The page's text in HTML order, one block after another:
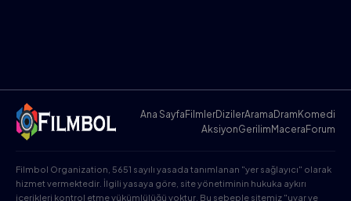
Ana Sayfa FilmlerDizilerArama Dram Komedi
AksiyonGerilim Macera Forum
Filmbol Organization, 5651 sayılı yasada tanımlanan "yer sağlayıcı" olarak
hizmet vermektedir. İlgili yasaya göre, site yönetiminin hukuka aykırı
içerikleri kontrol etme yükümlülüğü yoktur. Bu sebeple sitemiz "uyar ve